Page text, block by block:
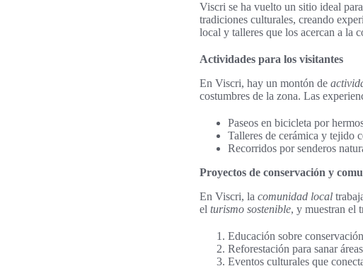
Viscri se ha vuelto un sitio ideal
tradiciones culturales, creando
local y talleres que los acercan a la
Actividades para los visitantes
En Viscri, hay un montón de
costumbres de la zona. Las
Paseos en bicicleta por
Talleres de cerámica y tejido
Recorridos por senderos
Proyectos de conservación y
En Viscri, la comunidad local
el turismo sostenible, y muestran el
Educación sobre
Reforestación para sanar
Eventos culturales que